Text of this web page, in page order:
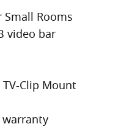
Rooms
video bar
Clip Mount
warranty